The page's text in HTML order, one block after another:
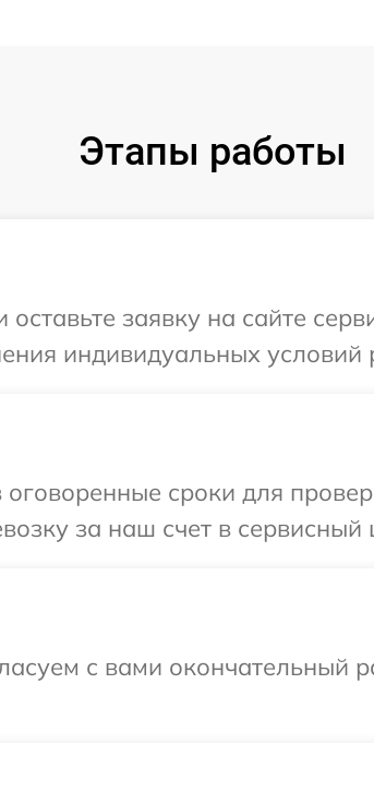
Этапы работы
заявку на сайте
индивидуальных
сроки для
за наш счет в сервисный
с вами окончательный